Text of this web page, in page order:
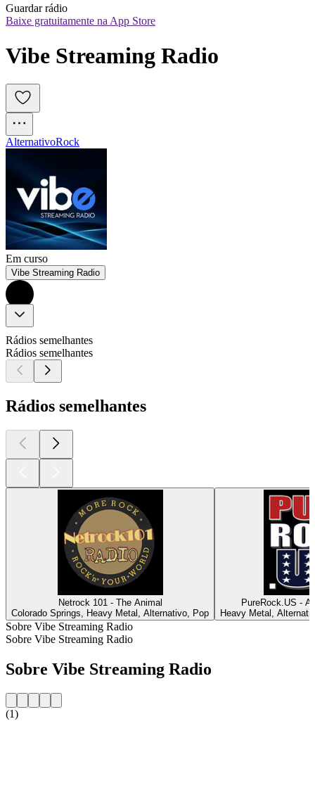
Guardar rádio
Baixe gratuitamente na App Store
Vibe Streaming Radio
AlternativoRock
Em curso
Vibe Streaming Radio
Rádios semelhantes
Rádios semelhantes
Rádios semelhantes
Netrock 101 - The Animal
Colorado Springs, Heavy Metal, Alternativo, Pop
PureRock.US -
Heavy Metal,
Sobre Vibe Streaming Radio
Sobre Vibe Streaming Radio
Sobre Vibe Streaming Radio
(1)